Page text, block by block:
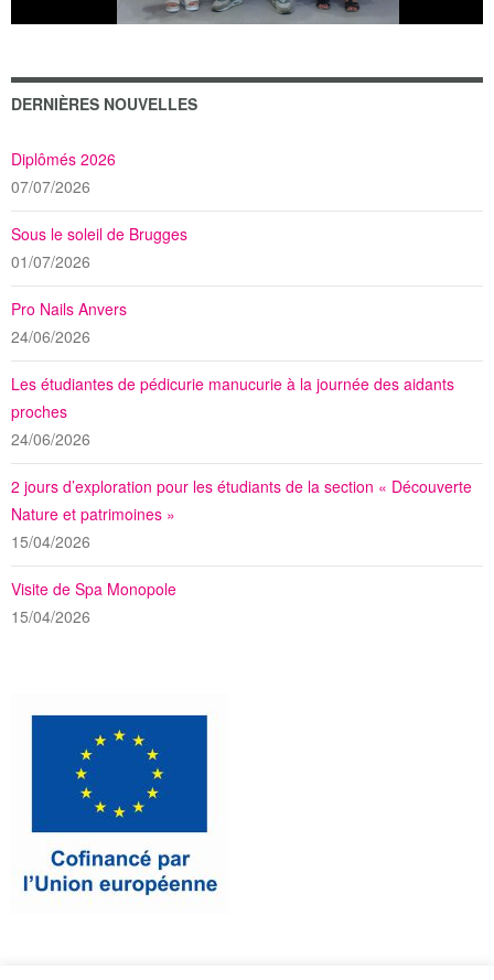
DERNIÈRES NOUVELLES
Diplômés 2026
07/07/2026
Sous le soleil de Brugges
01/07/2026
Pro Nails Anvers
24/06/2026
Les étudiantes de pédicurie manucurie à la journée des aidants
proches
24/06/2026
2 jours d’exploration pour les étudiants de la section « Découverte
Nature et patrimoines »
15/04/2026
Visite de Spa Monopole
15/04/2026